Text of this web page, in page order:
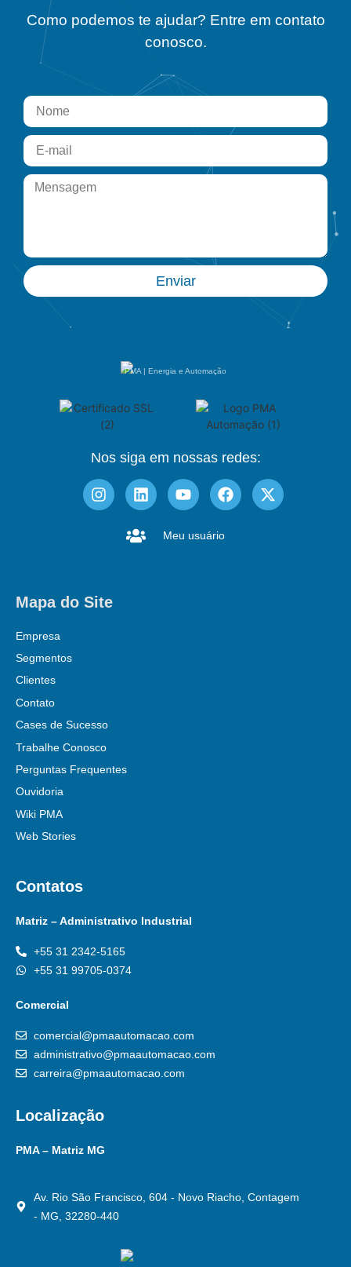
Como podemos te ajudar? Entre em contato
conosco.
Enviar
PMA | Energia e Automação
Nos siga em nossas redes:
Meu usuário
Mapa do Site
Empresa
Segmentos
Clientes
Contato
Cases de Sucesso
Trabalhe Conosco
Perguntas Frequentes
Ouvidoria
Wiki PMA
Web Stories
Contatos
Matriz – Administrativo Industrial
+55 31 2342-5165
+55 31 99705-0374
Comercial
comercial@pmaautomacao.com
administrativo@pmaautomacao.com
carreira@pmaautomacao.com
Localização
PMA – Matriz MG
Av. Rio São Francisco, 604 - Novo Riacho, Contagem
- MG, 32280-440